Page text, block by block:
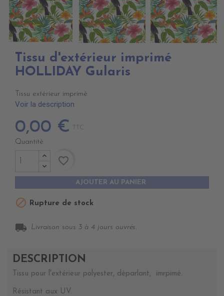
Tissu d'extérieur imprimé
HOLLIDAY Gularis
Tissu extérieur imprimé
Voir la description
0,00 € TTC
Quantité
AJOUTER AU PANIER
favorite_border
 Rupture de stock
local_shipping Livraison sous 3 à 4 jours ouvrés.
DESCRIPTION
Tissu pour l'extérieur polyester, déparlant, imrpimé.
Résistant aux UV.